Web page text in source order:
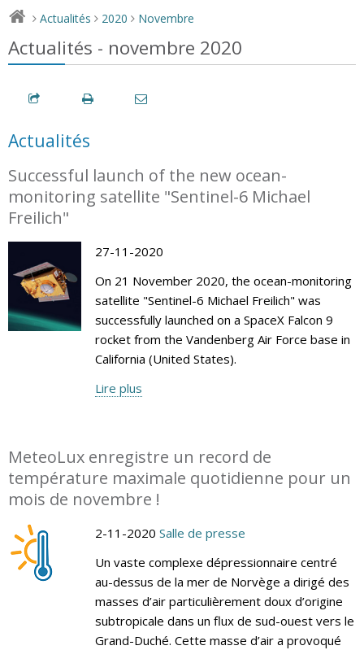
> Actualités > 2020 > Novembre
Actualités - novembre 2020
Actualités
Successful launch of the new ocean-
monitoring satellite "Sentinel-6 Michael
Freilich"
27-11-2020
On 21 November 2020, the ocean-monitoring
satellite "Sentinel-6 Michael Freilich" was
successfully launched on a SpaceX Falcon 9
rocket from the Vandenberg Air Force base in
California (United States).
Lire plus
MeteoLux enregistre un record de
température maximale quotidienne pour un
mois de novembre !
2-11-2020 Salle de presse
Un vaste complexe dépressionnaire centré
au-dessus de la mer de Norvège a dirigé des
masses d’air particulièrement doux d’origine
subtropicale dans un flux de sud-ouest vers le
Grand-Duché. Cette masse d’air a provoqué